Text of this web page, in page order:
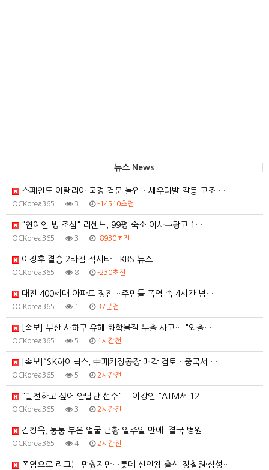
뉴스 News
스페인도 이탈리아 국경 검문 돌입…세우타발 갈등 고조 …
OCKorea365 3 -14510초전
"연예인 병 조심" 리센느, 99평 숙소 이사→광고 1…
OCKorea365 3 -8930초전
이정후 결승 2타점 적시타 - KBS 뉴스
OCKorea365 8 -230초전
대전 400세대 아파트 정전…주민들 폭염 속 4시간 넘…
OCKorea365 1 37분전
[속보] 부산 사하구 유해 화학물질 누출 사고… "외출…
OCKorea365 5 1시간전
[속보]“SK하이닉스, 中패키징공장 매각 검토…중국서 …
OCKorea365 5 2시간전
"발전하고 싶어 안달난 선수"… 이강인 "ATM서 12…
OCKorea365 3 2시간전
김창옥, 퉁퉁 부은 얼굴 근황 일주일 만에..결국 병원…
OCKorea365 4 2시간전
폭염으로 리그는 멈췄지만…롯데 신인왕 출신 정철원·삼성…